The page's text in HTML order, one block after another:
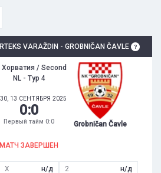
VARAŽDIN - GROBNIČAN ČAVLE
Хорватия / Second
NL - Тур 4
13 СЕНТЯБРЯ 2025
0:0
Первый тайм 0:0 Grobničan Čavle
МАТЧ ЗАВЕРШЕН
X н/д 2 н/д